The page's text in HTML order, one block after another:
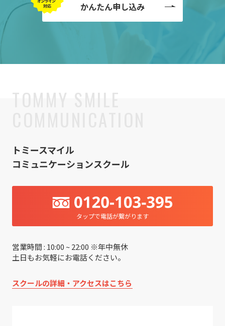
かんたん申し込み
トミースマイル
コミュニケーションスクール
タップで電話が繋がります
営業時間 : 10:00 ~ 22:00 ※年中無休
土日もお気軽にお電話ください。
スクールの詳細・アクセスはこちら